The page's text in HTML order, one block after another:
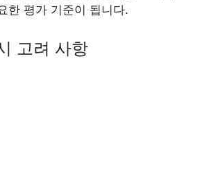
한 평가 기준이 됩니다.
고려 사항